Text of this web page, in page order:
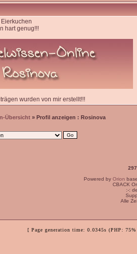
hart genug!!!
wurden von mir erstellt!!!
Übersicht » Profil anzeigen : Rosinova
Powered by Orion
CBACK
:-:
Alle
[ Page generation time: 0.0345s (PHP: